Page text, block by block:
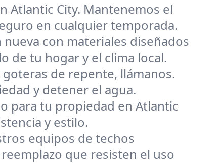
Atlantic City. Mantenemos el
en cualquier temporada.
con materiales diseñados
de tu hogar y el clima local.
de repente, llámanos.
y detener el agua.
para tu propiedad en Atlantic
y estilo.
equipos de techos
que resisten el uso